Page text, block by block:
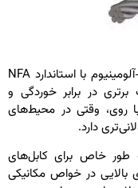
این کوتینگ پیشرفته‌ی روی-آلومینیوم با استاندارد NFA
در برابر خوردگی و
وقتی در محیط‌های
خاص برای کابل‌های
در خواص مکانیکی